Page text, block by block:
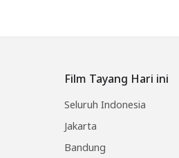
Film Tayang Hari ini
Seluruh Indonesia
Jakarta
Bandung